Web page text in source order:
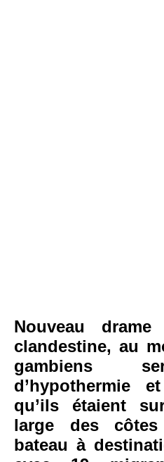
Nouveau drame
clandestine, au
gambiens
d’hypothermie
qu’ils étaient
large des
bateau à